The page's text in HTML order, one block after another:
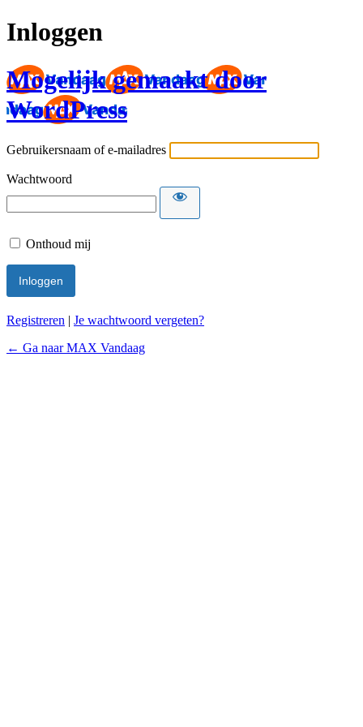
Inloggen
Mogelijk gemaakt door
WordPress
Gebruikersnaam of e-mailadres
Wachtwoord
Onthoud mij
Registreren | Je wachtwoord vergeten?
← Ga naar MAX Vandaag